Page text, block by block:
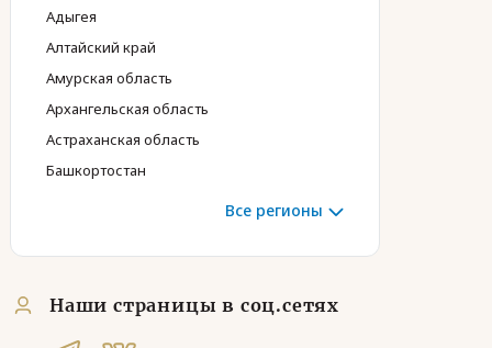
Адыгея
Алтайский край
Амурская область
Архангельская область
Астраханская область
Башкортостан
Все регионы
Наши страницы в соц.сетях